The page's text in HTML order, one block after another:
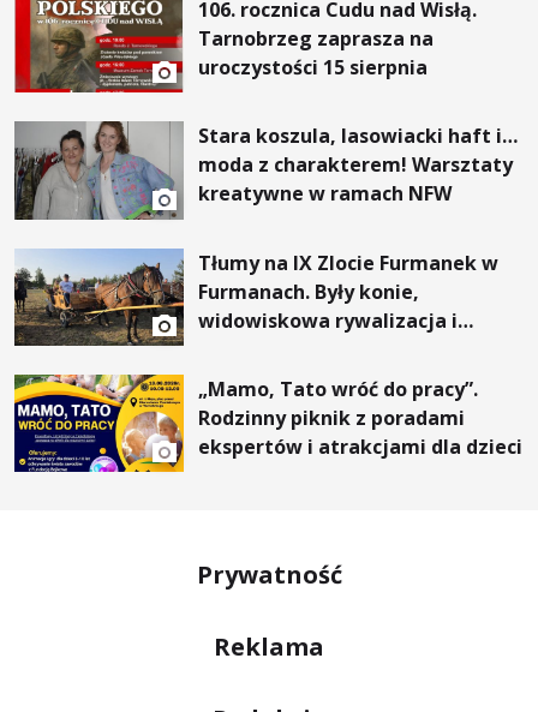
106. rocznica Cudu nad Wisłą.
Tarnobrzeg zaprasza na
uroczystości 15 sierpnia
Stara koszula, lasowiacki haft i…
moda z charakterem! Warsztaty
kreatywne w ramach NFW
Tłumy na IX Zlocie Furmanek w
Furmanach. Były konie,
widowiskowa rywalizacja i
„Mamo, Tato wróć do pracy”.
Rodzinny piknik z poradami
ekspertów i atrakcjami dla dzieci
Prywatność
Reklama